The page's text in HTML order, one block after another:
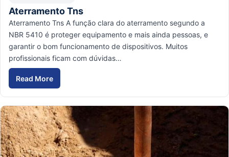
Aterramento Tns
Aterramento Tns A função clara do aterramento segundo a
NBR 5410 é proteger equipamento e mais ainda pessoas, e
garantir o bom funcionamento de dispositivos. Muitos
profissionais ficam com dúvidas…
Read More